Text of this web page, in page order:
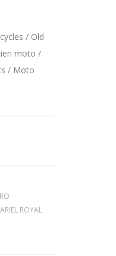
/ Old
moto /
/ Moto
ROYAL